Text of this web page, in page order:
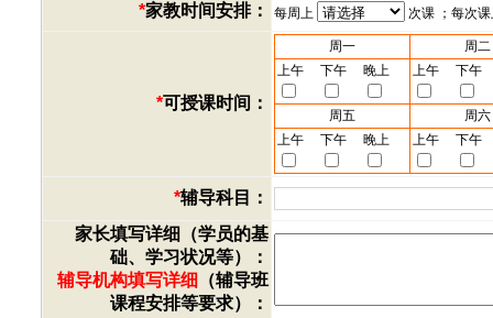
*家教时间安排： 每周上 次课 ；每次
*可授课时间：
周一
周二
上午
下午 晚上 上午 下午
周五
周六
上午
下午 晚上 上午 下午
*辅导科目：
家长填写详细（学员的基
础、学习状况等）：
辅导机构填写详细 （辅导班
课程安排等要求）：